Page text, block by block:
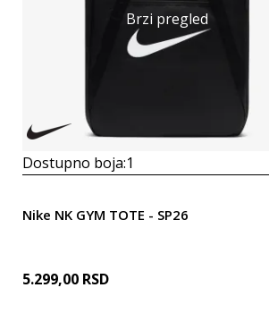
Brzi pregled
Dostupno boja:1
Nike NK GYM TOTE - SP26
5.299,00 RSD